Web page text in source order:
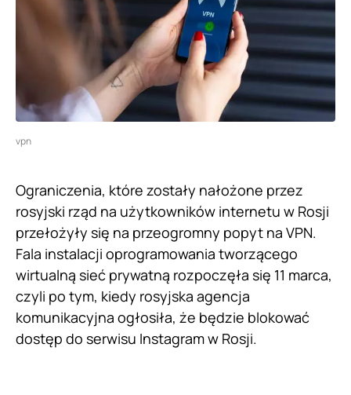
vpn
Ograniczenia, które zostały nałożone przez
rosyjski rząd na użytkowników internetu w Rosji
przełożyły się na przeogromny popyt na VPN.
Fala instalacji oprogramowania tworzącego
wirtualną sieć prywatną rozpoczęła się 11 marca,
czyli po tym, kiedy rosyjska agencja
komunikacyjna ogłosiła, że będzie blokować
dostęp do serwisu Instagram w Rosji.